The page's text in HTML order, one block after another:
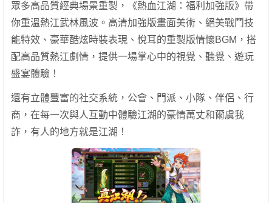
眾多高品質經典場景重製，《熱血江湖：福利加強版》帶
你重溫熱江武林風波。高清加強版畫面美術、絕美戰鬥技
能特效、豪華酷炫時裝表現、悅耳的重製版情懷BGM，搭
配高品質熱江劇情，提供一場掌心中的視覺、聽覺、遊玩
盛宴體驗！
還有立體豐富的社交系統，公會、門派、小隊、伴侶、行
商，在每一次與人互動中體驗江湖的豪情萬丈和爾虞我
詐，有人的地方就是江湖！